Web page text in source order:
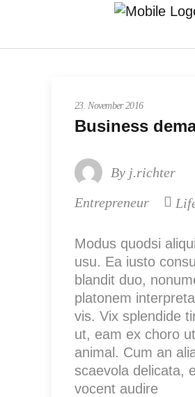
23. November 2016
Business
By j.richter
Entrepreneur
Modus quodsi
usu. Ea iusto consul
blandit duo,
platonem
vis. Vix splendide
ut, eam ex choro
animal. Cum an
scaevola delicata,
vocent audire